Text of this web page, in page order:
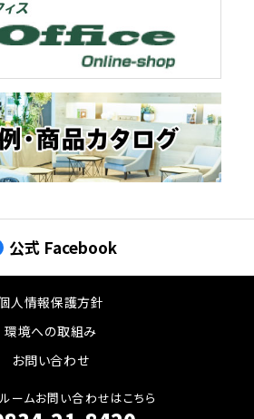
公式 Facebook
人情報保護方針
環境への取組み
お問い合わせ
ームお問い合わせはこちら